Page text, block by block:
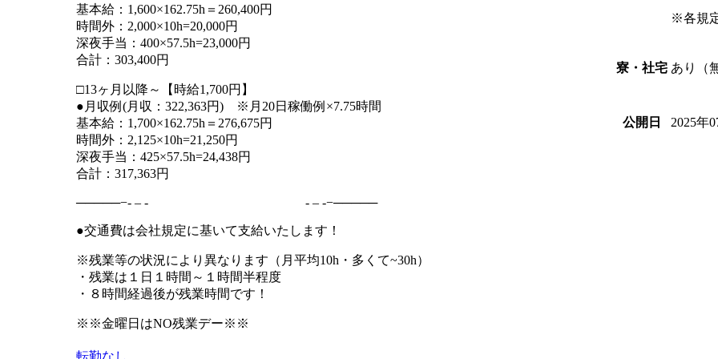
基本給：1,600×162.75h＝260,400円
時間外：2,000×10h=20,000円
深夜手当：400×57.5h=23,000円
合計：303,400円
□13ヶ月以降～【時給1,700円】
●月収例(月収：322,363円) ※月20日稼働例×7.75時間
基本給：1,700×162.75h＝276,675円
時間外：2,125×10h=21,250円
深夜手当：425×57.5h=24,438円
合計：317,363円
─────−- – - - – -−─────
●交通費は会社規定に基いて支給いたします！
※残業等の状況により異なります（月平均10h・多くて~30h）
・残業は１日１時間～１時間半程度
・８時間経過後が残業時間です！
※※金曜日はNO残業デー※※
転勤なし
※各規
寮・社宅 あり（
公開日 2025年